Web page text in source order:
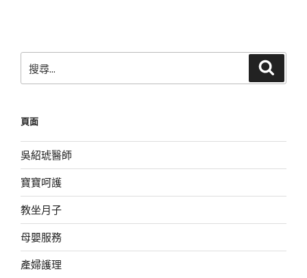
尋
字:
頁面
吳紹琥醫師
寶寶呵護
教坐月子
母嬰服務
產婦護理